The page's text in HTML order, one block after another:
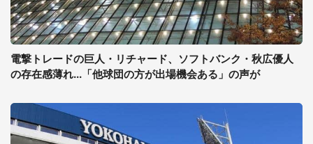
電撃トレードの巨人・リチャード、ソフトバンク・秋広優人
の存在感薄れ...「他球団の方が出場機会ある」の声が